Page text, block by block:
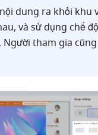
dung ra khỏi khu
và sử dụng chế độ
tham gia